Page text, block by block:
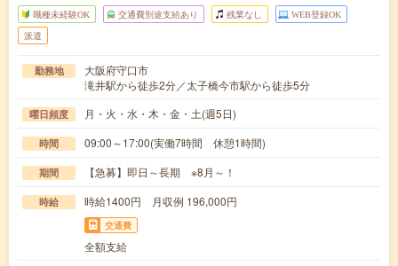
職種未経験OK 交通費別途支給あり 残業なし WEB登録OK
派遣
勤務地
大阪府守口市
滝井駅から徒歩2分／太子橋今市駅から徒歩5分
曜日頻度 月・火・水・木・金・土(週5日)
時間 09:00～17:00(実働7時間 休憩1時間)
期間 【急募】即日～長期 ※8月～！
時給 時給1400円 月収例 196,000円
交通費
全額支給